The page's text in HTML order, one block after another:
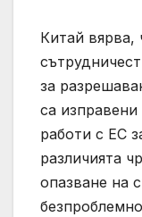
Китай вярва,
за
са
работи с ЕС
различията
опазване на